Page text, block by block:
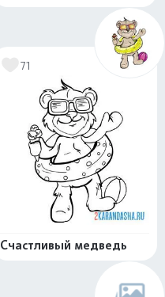
71
Счастливый медведь